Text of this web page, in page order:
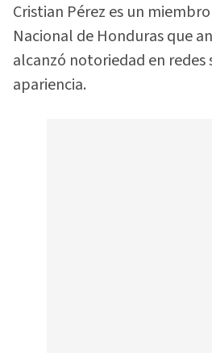
Cristian Pérez es un
Nacional de Honduras que
alcanzó notoriedad en redes
apariencia.